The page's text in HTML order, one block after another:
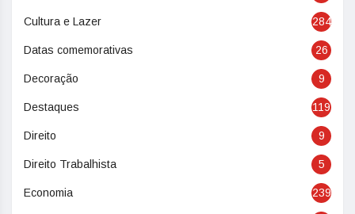
Cultura e Lazer 284
Datas comemorativas 26
Decoração 9
Destaques 119
Direito 9
Direito Trabalhista 5
Economia 239